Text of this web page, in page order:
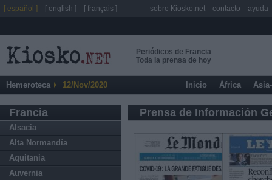
Periódicos de Francia
Toda la prensa de hoy
Hemeroteca 12/Nov/2020 Inicio África
Francia
Alsacia
Alta Normandía
Aquitania
Auvernia
Prensa de Información
[ español ] [ english ] [ français ] sobre Kiosko.net contacto ayuda